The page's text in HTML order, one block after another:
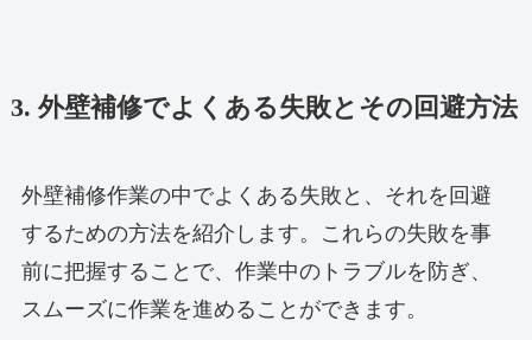
3. 外壁補修でよくある失敗とその回避方法
外壁補修作業の中でよくある失敗と、それを回避
するための方法を紹介します。これらの失敗を事
前に把握することで、作業中のトラブルを防ぎ、
スムーズに作業を進めることができます。